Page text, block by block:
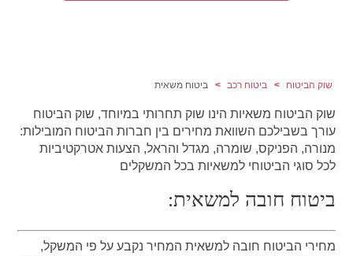
שוק הביטוח ביטוח רכב ביטוח משאית
שוק הביטוח משאיות הינו שוק תחרותי במיוחד, שוק הביטוח
עורך בשבילכם השוואת מחירים בין חברות הביטוח המובילות:
מנורה, הפניקס, שומרה, מגדל והראל, הצעות אטרקטיביות
לכל סוגי הביטוחי למשאיות בכל המשקלים
ביטוח חובה למשאית:
מחירי הביטוח חובה למשאית המחיר נקבע על פי המשקל,